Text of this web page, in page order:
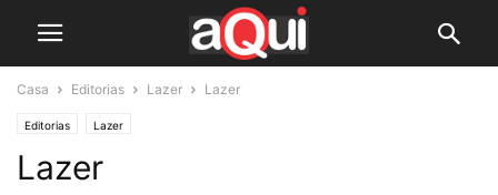
Casa Editorias Lazer Lazer
Editorias Lazer
Lazer